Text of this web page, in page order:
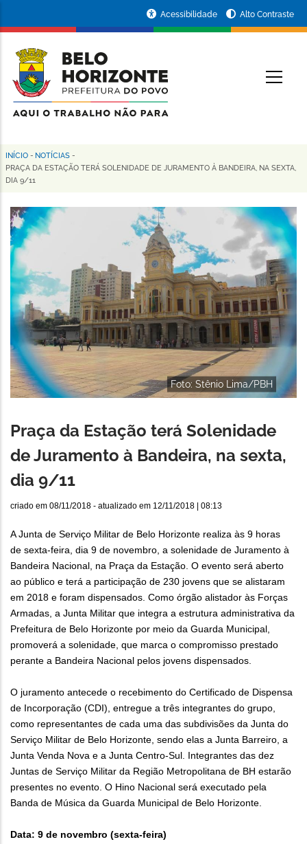
conteúdo
principal
da
Prefeitura
de
Horizonte
Acessibilidade Alto Contraste
Trilha
de
navegação
INÍCIO - NOTÍCIAS -
PRAÇA DA ESTAÇÃO TERÁ SOLENIDADE DE JURAMENTO À BANDEIRA, NA SEXTA,
DIA 9/11
Foto: Stênio Lima/PBH
Praça da Estação terá Solenidade
de Juramento à Bandeira, na sexta,
dia 9/11
criado em 08/11/2018 - atualizado em 12/11/2018 | 08:13
A Junta de Serviço Militar de Belo Horizonte realiza às 9 horas
de sexta-feira, dia 9 de novembro, a solenidade de Juramento à
Bandeira Nacional, na Praça da Estação. O evento será aberto
ao público e terá a participação de 230 jovens que se alistaram
em 2018 e foram dispensados. Como órgão alistador às Forças
Armadas, a Junta Militar que integra a estrutura administrativa da
Prefeitura de Belo Horizonte por meio da Guarda Municipal,
promoverá a solenidade, que marca o compromisso prestado
perante a Bandeira Nacional pelos jovens dispensados.
O juramento antecede o recebimento do Certificado de Dispensa
de Incorporação (CDI), entregue a três integrantes do grupo,
como representantes de cada uma das subdivisões da Junta do
Serviço Militar de Belo Horizonte, sendo elas a Junta Barreiro, a
Junta Venda Nova e a Junta Centro-Sul. Integrantes das dez
Juntas de Serviço Militar da Região Metropolitana de BH estarão
presentes no evento. O Hino Nacional será executado pela
Banda de Música da Guarda Municipal de Belo Horizonte.
Data: 9 de novembro (sexta-feira)